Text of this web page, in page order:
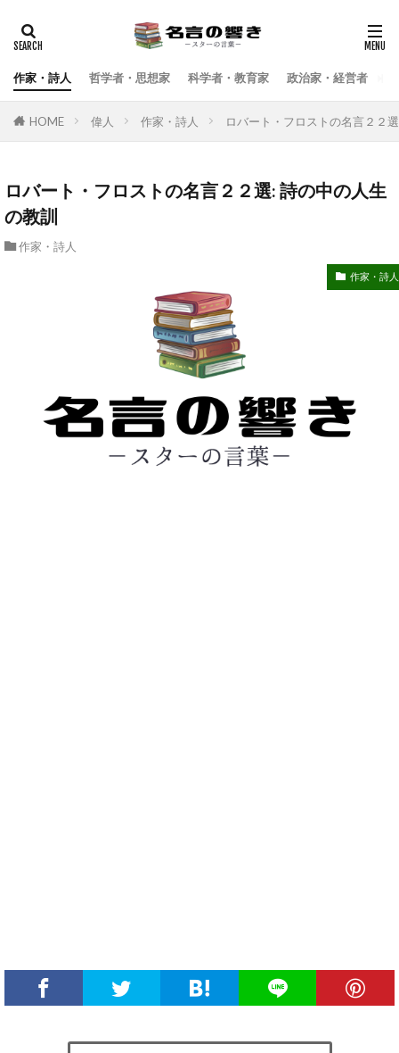
作家・詩人 哲学者・思想家 科学者・教育家 政治家・経営者
HOME 偉人 作家・詩人 ロバート・フロストの名言２２
ロバート・フロストの名言２２選: 詩の中の人生
の教訓
作家・詩人
作家・詩人
検索